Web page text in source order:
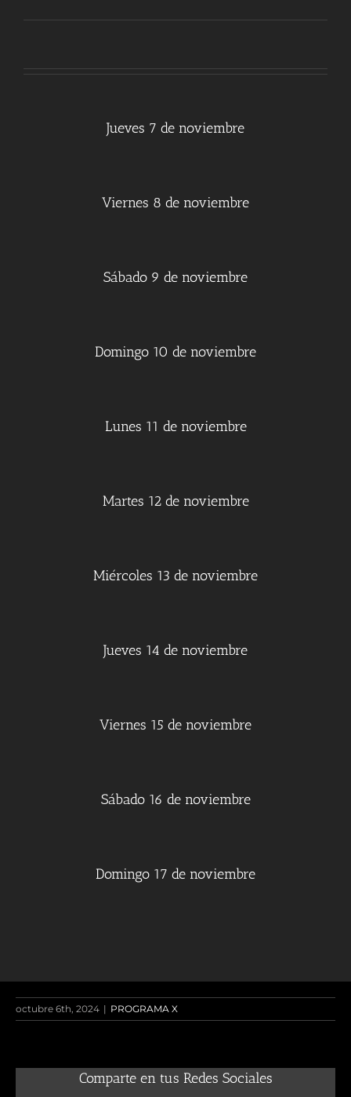
Jueves 7 de noviembre
Viernes 8 de noviembre
Sábado 9 de noviembre
Domingo 10 de noviembre
Lunes 11 de noviembre
Martes 12 de noviembre
Miércoles 13 de noviembre
Jueves 14 de noviembre
Viernes 15 de noviembre
Sábado 16 de noviembre
Domingo 17 de noviembre
octubre 6th, 2024 | PROGRAMA X
Comparte en tus Redes Sociales